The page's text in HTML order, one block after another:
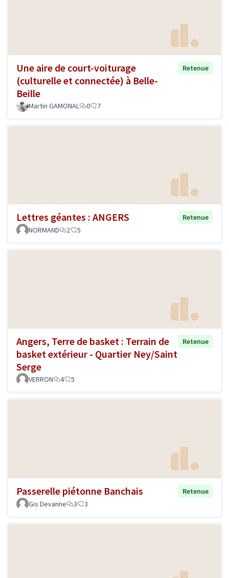
Une aire de court-voiturage
(culturelle et connectée) à Belle-
Beille
Retenue
Martin GAMONAL 0 7
Lettres géantes : ANGERS
Retenue
NORMAND
2 5
Angers, Terre de basket : Terrain de
basket extérieur - Quartier Ney/Saint
Serge
Retenue
VERRON 4 5
Passerelle piétonne Banchais
Retenue
Gis Devanne
3 3